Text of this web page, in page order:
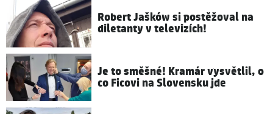
Robert Jašków si postěžoval na
diletanty v televizích!
Je to směšné! Kramár vysvětlil, o
co Ficovi na Slovensku jde